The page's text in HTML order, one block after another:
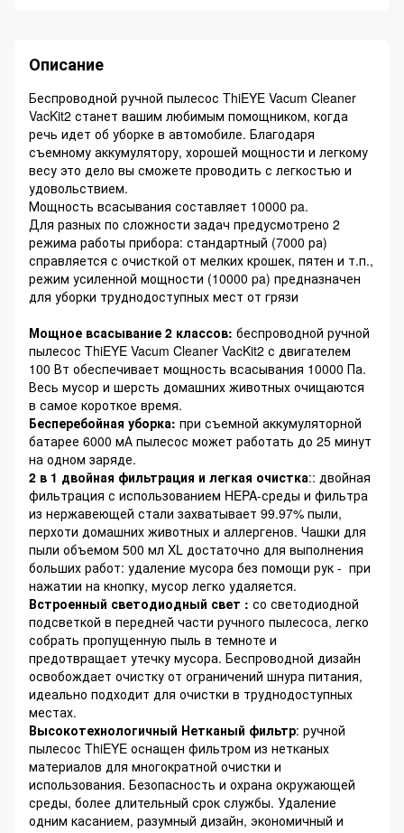
Описание
Беспроводной ручной пылесос ThiEYE Vacum Cleaner
VacKit2 станет вашим любимым помощником, когда
речь идет об уборке в автомобиле. Благодаря
съемному аккумулятору, хорошей мощности и легкому
весу это дело вы сможете проводить с легкостью и
удовольствием.
Мощность всасывания составляет 10000 pa.
Для разных по сложности задач предусмотрено 2
режима работы прибора: стандартный (7000 ра)
справляется с очисткой от мелких крошек, пятен и т.п.,
режим усиленной мощности (10000 pa) предназначен
для уборки труднодоступных мест от грязи
Мощное всасывание 2 классов: беспроводной ручной
пылесос ThiEYE Vacum Cleaner VacKit2 с двигателем
100 Вт обеспечивает мощность всасывания 10000 Па.
Весь мусор и шерсть домашних животных очищаются
в самое короткое время.
Бесперебойная уборка: при съемной аккумуляторной
батарее 6000 мА пылесос может работать до 25 минут
на одном заряде.
2 в 1 двойная фильтрация и легкая очистка:: двойная
фильтрация с использованием HEPA-среды и фильтра
из нержавеющей стали захватывает 99.97% пыли,
перхоти домашних животных и аллергенов. Чашки для
пыли объемом 500 мл XL достаточно для выполнения
больших работ: удаление мусора без помощи рук - при
нажатии на кнопку, мусор легко удаляется.
Встроенный светодиодный свет : со светодиодной
подсветкой в передней части ручного пылесоса, легко
собрать пропущенную пыль в темноте и
предотвращает утечку мусора. Беспроводной дизайн
освобождает очистку от ограничений шнура питания,
идеально подходит для очистки в труднодоступных
местах.
Высокотехнологичный Нетканый фильтр: ручной
пылесос ThiEYE оснащен фильтром из нетканых
материалов для многократной очистки и
использования. Безопасность и охрана окружающей
среды, более длительный срок службы. Удаление
одним касанием, разумный дизайн, экономичный и